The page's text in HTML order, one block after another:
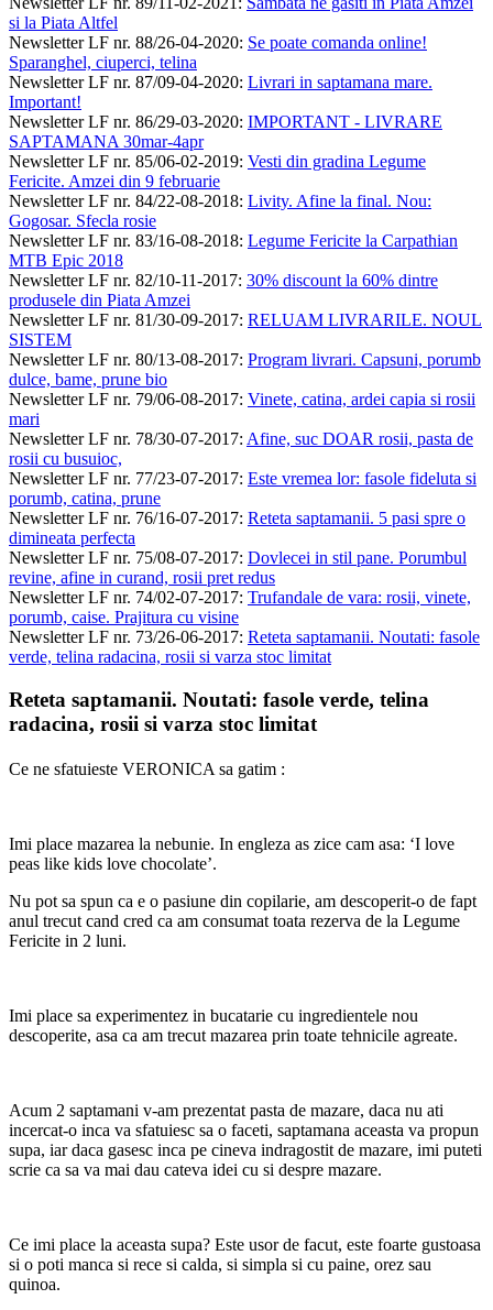
si la Piata Altfel
Newsletter LF nr. 88/26-04-2020: Se poate comanda online!
Sparanghel, ciuperci, telina
Newsletter LF nr. 87/09-04-2020: Livrari in saptamana mare.
Important!
Newsletter LF nr. 86/29-03-2020: IMPORTANT - LIVRARE
SAPTAMANA 30mar-4apr
Newsletter LF nr. 85/06-02-2019: Vesti din gradina Legume
Fericite. Amzei din 9 februarie
Newsletter LF nr. 84/22-08-2018: Livity. Afine la final. Nou:
Gogosar. Sfecla rosie
Newsletter LF nr. 83/16-08-2018: Legume Fericite la Carpathian
MTB Epic 2018
Newsletter LF nr. 82/10-11-2017: 30% discount la 60% dintre
produsele din Piata Amzei
Newsletter LF nr. 81/30-09-2017: RELUAM LIVRARILE. NOUL
SISTEM
Newsletter LF nr. 80/13-08-2017: Program livrari. Capsuni, porumb
dulce, bame, prune bio
Newsletter LF nr. 79/06-08-2017: Vinete, catina, ardei capia si rosii
mari
Newsletter LF nr. 78/30-07-2017: Afine, suc DOAR rosii, pasta de
rosii cu busuioc,
Newsletter LF nr. 77/23-07-2017: Este vremea lor: fasole fideluta si
porumb, catina, prune
Newsletter LF nr. 76/16-07-2017: Reteta saptamanii. 5 pasi spre o
dimineata perfecta
Newsletter LF nr. 75/08-07-2017: Dovlecei in stil pane. Porumbul
revine, afine in curand, rosii pret redus
Newsletter LF nr. 74/02-07-2017: Trufandale de vara: rosii, vinete,
porumb, caise. Prajitura cu visine
Newsletter LF nr. 73/26-06-2017: Reteta saptamanii. Noutati: fasole
verde, telina radacina, rosii si varza stoc limitat
Reteta saptamanii. Noutati: fasole verde, telina
radacina, rosii si varza stoc limitat
Ce ne sfatuieste VERONICA sa gatim :
Imi place mazarea la nebunie. In engleza as zice cam asa: ‘I love
peas like kids love chocolate’.
Nu pot sa spun ca e o pasiune din copilarie, am descoperit-o de fapt
anul trecut cand cred ca am consumat toata rezerva de la Legume
Fericite in 2 luni.
Imi place sa experimentez in bucatarie cu ingredientele nou
descoperite, asa ca am trecut mazarea prin toate tehnicile agreate.
Acum 2 saptamani v-am prezentat pasta de mazare, daca nu ati
incercat-o inca va sfatuiesc sa o faceti, saptamana aceasta va propun
supa, iar daca gasesc inca pe cineva indragostit de mazare, imi puteti
scrie ca sa va mai dau cateva idei cu si despre mazare.
Ce imi place la aceasta supa? Este usor de facut, este foarte gustoasa
si o poti manca si rece si calda, si simpla si cu paine, orez sau
quinoa.